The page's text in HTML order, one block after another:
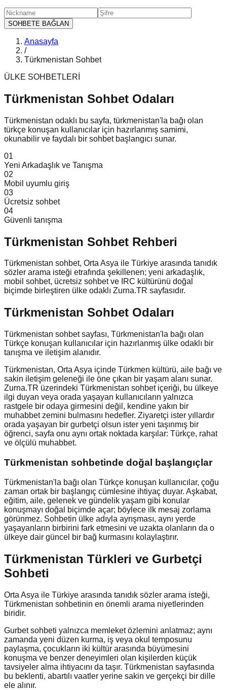
SOHBETE BAĞLAN
Anasayfa
/
Türkmenistan Sohbet
ÜLKE SOHBETLERİ
Türkmenistan Sohbet Odaları
Türkmenistan odaklı bu sayfa, türkmenistan'la bağı olan
türkçe konuşan kullanıcılar için hazırlanmış samimi,
okunabilir ve faydalı bir sohbet başlangıcı sunar.
01
Yeni Arkadaşlık ve Tanışma
02
Mobil uyumlu giriş
03
Ücretsiz sohbet
04
Güvenli tanışma
Türkmenistan Sohbet Rehberi
Türkmenistan sohbet, Orta Asya ile Türkiye arasında tanıdık
sözler arama isteği etrafında şekillenen; yeni arkadaşlık,
mobil sohbet, ücretsiz sohbet ve IRC kültürünü doğal
biçimde birleştiren ülke odaklı Zurna.TR sayfasıdır.
Türkmenistan Sohbet Odaları
Türkmenistan sohbet sayfası, Türkmenistan'la bağı olan
Türkçe konuşan kullanıcılar için hazırlanmış ülke odaklı bir
tanışma ve iletişim alanıdır.
Türkmenistan, Orta Asya içinde Türkmen kültürü, aile bağı ve
sakin iletişim geleneği ile öne çıkan bir yaşam alanı sunar.
Zurna.TR üzerindeki Türkmenistan sohbet içeriği, bu ülkeye
ilgi duyan veya orada yaşayan kullanıcıların yalnızca
rastgele bir odaya girmesini değil, kendine yakın bir
muhabbet zemini bulmasını hedefler. Ziyaretçi ister yıllardır
orada yaşayan bir gurbetçi olsun ister yeni taşınmış bir
öğrenci, sayfa onu aynı ortak noktada karşılar: Türkçe, rahat
ve ölçülü muhabbet.
Türkmenistan sohbetinde doğal başlangıçlar
Türkmenistan'la bağı olan Türkçe konuşan kullanıcılar, çoğu
zaman ortak bir başlangıç cümlesine ihtiyaç duyar. Aşkabat,
eğitim, aile, gelenek ve gündelik yaşam gibi konular
konuşmayı doğal biçimde açar; böylece ilk mesaj zorlama
görünmez. Sohbetin ülke adıyla ayrışması, aynı yerde
yaşayanların birbirini fark etmesini ve uzakta olanların da o
ülkeye dair güncel bir bağ kurmasını kolaylaştırır.
Türkmenistan Türkleri ve Gurbetçi
Sohbeti
Orta Asya ile Türkiye arasında tanıdık sözler arama isteği,
Türkmenistan sohbetinin en önemli arama niyetlerinden
biridir.
Gurbet sohbeti yalnızca memleket özlemini anlatmaz; aynı
zamanda yeni düzen kurma, iş veya okul temposunu
paylaşma, çocukların iki kültür arasında büyümesini
konuşma ve benzer deneyimleri olan kişilerden küçük
tavsiyeler alma ihtiyacını da taşır. Türkmenistan sayfasında
bu beklenti, abartılı vaatler yerine sakin ve gerçekçi bir dille
ele alınır.